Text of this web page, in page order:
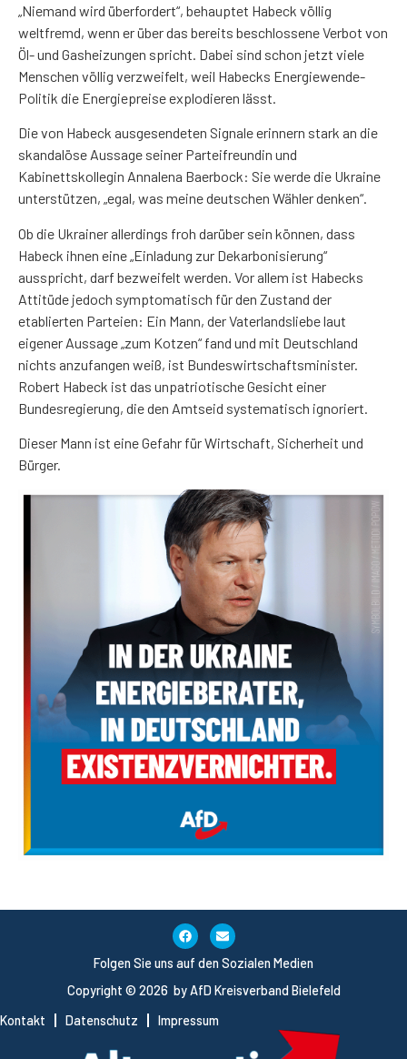
„Niemand wird überfordert“, behauptet Habeck völlig
weltfremd, wenn er über das bereits beschlossene Verbot von
Öl- und Gasheizungen spricht. Dabei sind schon jetzt viele
Menschen völlig verzweifelt, weil Habecks Energiewende-
Politik die Energiepreise explodieren lässt.
Die von Habeck ausgesendeten Signale erinnern stark an die
skandalöse Aussage seiner Parteifreundin und
Kabinettskollegin Annalena Baerbock: Sie werde die Ukraine
unterstützen, „egal, was meine deutschen Wähler denken“.
Ob die Ukrainer allerdings froh darüber sein können, dass
Habeck ihnen eine „Einladung zur Dekarbonisierung“
ausspricht, darf bezweifelt werden. Vor allem ist Habecks
Attitüde jedoch symptomatisch für den Zustand der
etablierten Parteien: Ein Mann, der Vaterlandsliebe laut
eigener Aussage „zum Kotzen“ fand und mit Deutschland
nichts anzufangen weiß, ist Bundeswirtschaftsminister.
Robert Habeck ist das unpatriotische Gesicht einer
Bundesregierung, die den Amtseid systematisch ignoriert.
Dieser Mann ist eine Gefahr für Wirtschaft, Sicherheit und
Bürger.
Copyright © 2026 by AfD Kreisverband Bielefeld
Kontakt
Datenschutz Impressum
Folgen Sie uns auf den Sozialen Medien